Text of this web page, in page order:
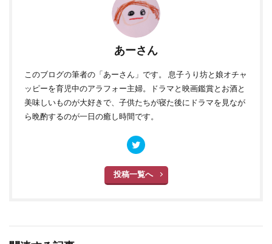
あーさん
このブログの筆者の「あーさん」です。 息子うり坊と娘オチャ
ッピーを育児中のアラフォー主婦。ドラマと映画鑑賞とお酒と
美味しいものが大好きで、子供たちが寝た後にドラマを見なが
ら晩酌するのが一日の癒し時間です。
投稿一覧へ